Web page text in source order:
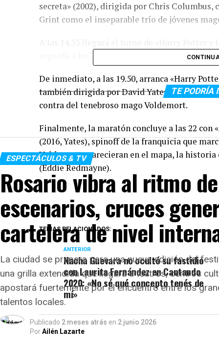
secreta» (2002), dirigida por Chris Columbus,
Grint como el inseparable trío de jóvenes
seguida a las 17.20 de «Harry Potter y las
De inmediato, a las 19.50, arranca «Harry
también dirigida por David Yates, en lo que
contra del tenebroso mago Voldemort.
Finalmente, la maratón concluye a las 22
(2016, Yates), spinoff de la franquicia que
Voldemort aparecieran en el mapa, la
(Eddie Redmayne).
TEMAS RELACIONADOS:
ANTERIOR
Nacha Guevara no ocultó su fastidio
con Laurita Fernández en Cantando
2020: «No sé qué concepto tenés de
mí»
TE PODRÍA
ESPECTÁCULOS & TV
Rosario vibra al ritmo
escenarios, cruces
cartelera de nivel
La ciudad se prepara para una nueva edición del
una grilla extendida que llegará a teatros, centros
apostará fuertemente por el encuentro entre los
talentos locales.
Publicado 2 meses atrás en 2 junio 2026
PorAilén Lazarte